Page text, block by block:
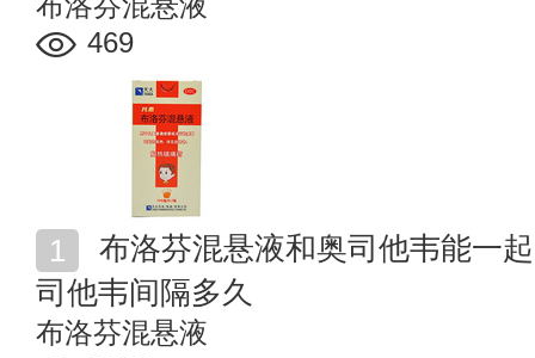
469
司他韦间隔多久
布洛芬混悬液